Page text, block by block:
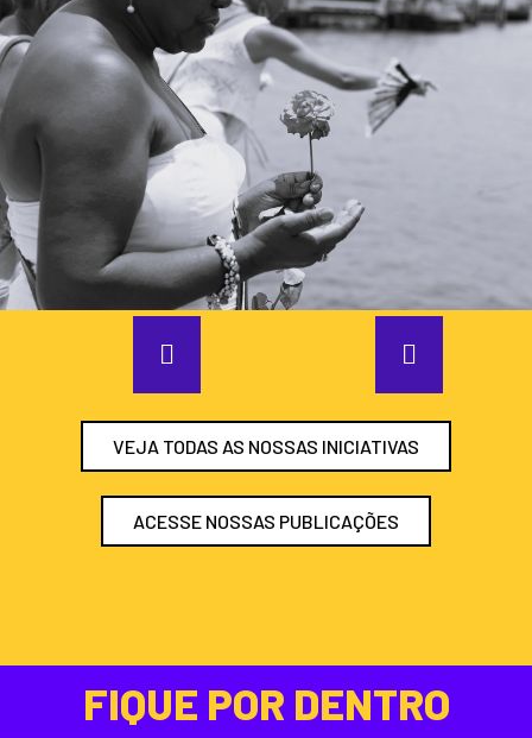
VEJA TODAS AS NOSSAS INICIATIVAS
ACESSE NOSSAS PUBLICAÇÕES
FIQUE POR DENTRO